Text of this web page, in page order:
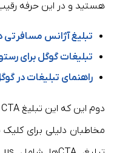
هستید و در این حرفه رقیب
تبلیغ آژانس مسافرتی
تبلیغات گوگل برای
راهنمای تبلیغات در
مخاطبان دلیلی برای